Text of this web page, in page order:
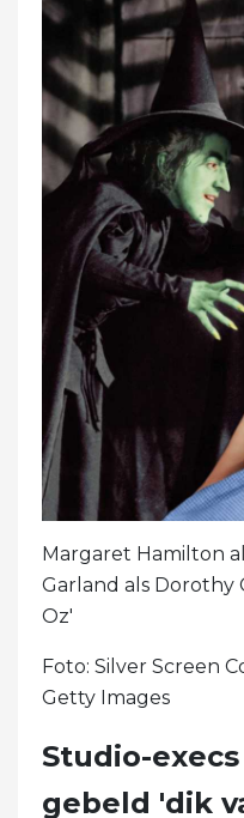
Margaret Hamilton
Garland als Dorothy
Oz'
Foto: Silver Screen
Getty Images
Studio-
gebeld 'dik